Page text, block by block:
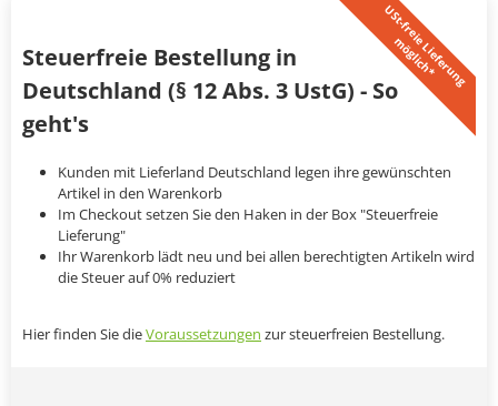
U
S
t
-
f
r
e
i
e
L
i
e
f
e
r
u
n
g
m
ö
g
l
i
c
h
*
Steuerfreie Bestellung in
Deutschland (§ 12 Abs. 3 UstG) - So
geht's
Kunden mit Lieferland Deutschland legen ihre gewünschten
Artikel in den Warenkorb
Im Checkout setzen Sie den Haken in der Box "Steuerfreie
Lieferung"
Ihr Warenkorb lädt neu und bei allen berechtigten Artikeln wird
die Steuer auf 0% reduziert
Hier finden Sie dieVoraussetzungen zur steuerfreien Bestellung.